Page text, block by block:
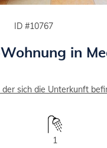
ID #10767
in
sich die Unterkunft
1